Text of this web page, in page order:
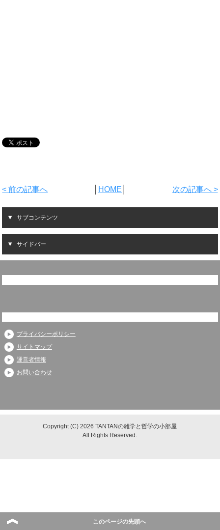
< 前の記事へ HOME 次の記事へ >
サブコンテンツ
サイドバー
プライバシーポリシー
サイトマップ
運営者情報
お問い合わせ
Copyright (C) 2026 TANTANの雑学と哲学の小部屋
All Rights Reserved.
このページの先頭へ